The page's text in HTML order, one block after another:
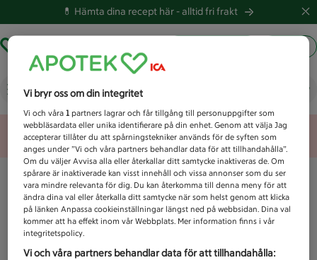
💊 Hämta dina recept här -alltid fri frakt
Vad letar du efter idag?
Unknown error
Vi bryr oss om din integritet
Vi och våra1 partners lagrar och får tillgång till personuppgifter som
webbläsardata eller unika identifierare på din enhet. Genom att välja Jag
accepterar tillåter du att spårningstekniker används för de syften som
anges under ”Vi och våra partners behandlar data för att tillhandahålla”.
Om du väljer Avvisa alla eller återkallar ditt samtycke inaktiveras de. Om
spårare är inaktiverade kan visst innehåll och vissa annonser som du ser
vara mindre relevanta för dig. Du kan återkomma till denna meny för att
ändra dina val eller återkalla ditt samtycke när som helst genom att klicka
på länken Anpassa cookieinställningar längst ned på webbsidan. Dina val
kommer att ha effekt inom vår Webbplats. Mer information finns i vår
integritetspolicy.
Vi och våra partners behandlar data för att tillhandahålla: